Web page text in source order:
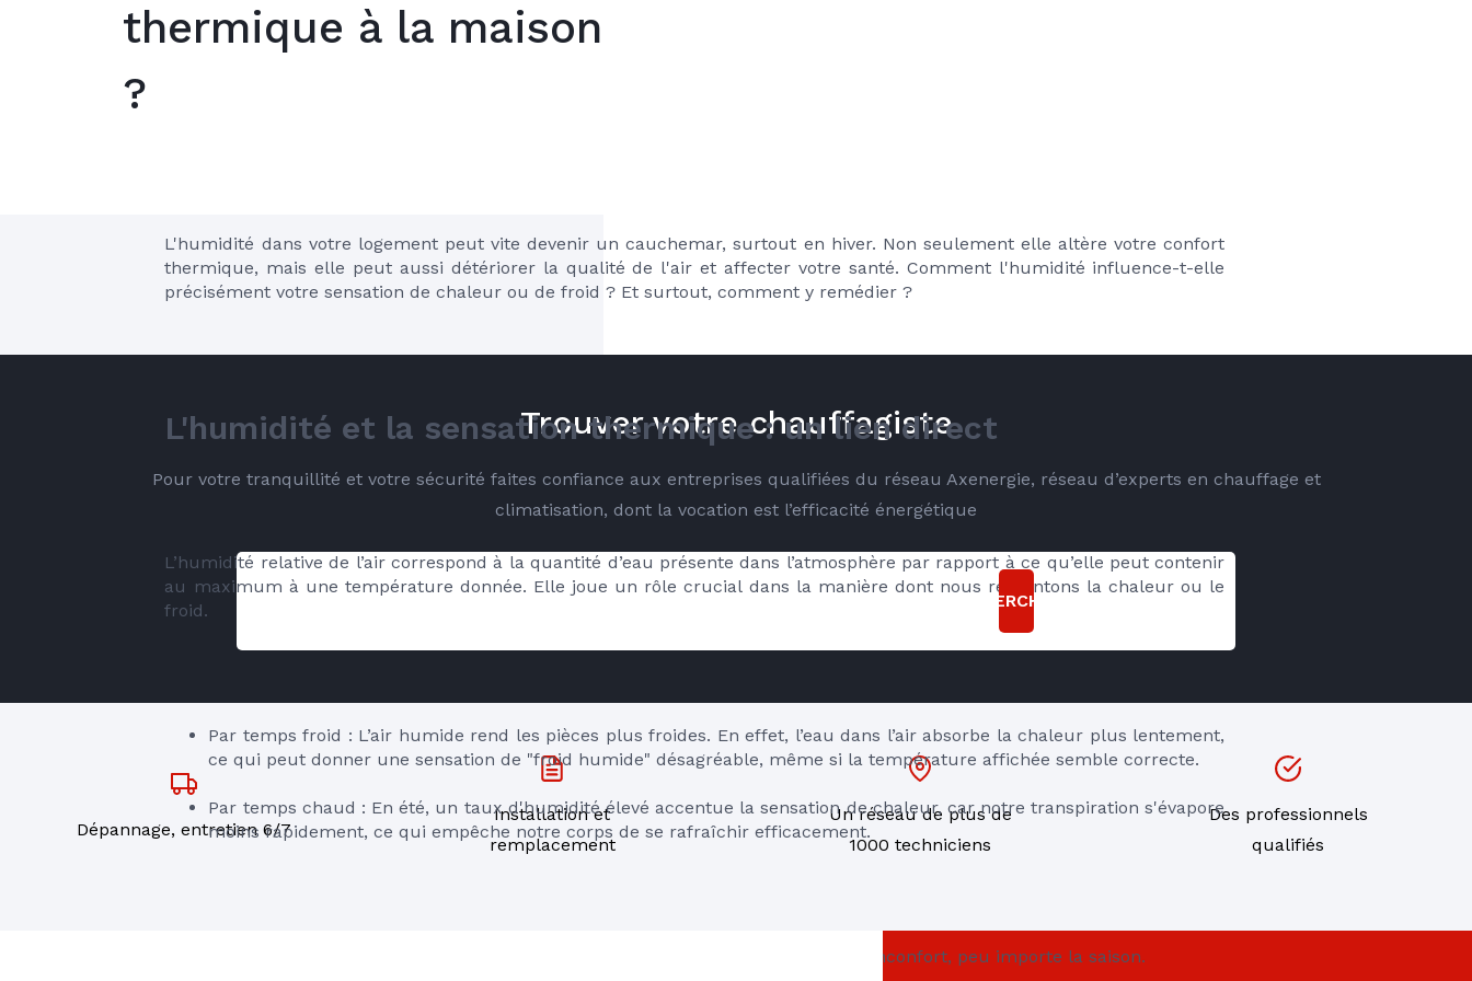
thermique à la maison
?
L'humidité dans votre logement peut vite devenir un cauchemar, surtout en hiver. Non seulement elle altère votre confort
thermique, mais elle peut aussi détériorer la qualité de l'air et affecter votre santé. Comment l'humidité influence-t-elle
précisément votre sensation de chaleur ou de froid ? Et surtout, comment y remédier ?
L'humidité et la sensation thermique : un lien direct
L’humidité relative de l’air correspond à la quantité d’eau présente dans l’atmosphère par rapport à ce qu’elle peut contenir
au maximum à une température donnée. Elle joue un rôle crucial dans la manière dont nous ressentons la chaleur ou le
froid.
Par temps froid : L’air humide rend les pièces plus froides. En effet, l’eau dans l’air absorbe la chaleur plus lentement,
ce qui peut donner une sensation de "froid humide" désagréable, même si la température affichée semble correcte.
Par temps chaud : En été, un taux d'humidité élevé accentue la sensation de chaleur, car notre transpiration s'évapore
moins rapidement, ce qui empêche notre corps de se rafraîchir efficacement.
Un taux d'humidité mal équilibré peut ainsi transformer votre maison en source d'inconfort, peu importe la saison.
Trouver votre chauffagiste
Pour votre tranquillité et votre sécurité faites confiance aux entreprises qualifiées du réseau Axenergie, réseau d’experts en chauffage et
climatisation, dont la vocation est l’efficacité énergétique
RECHERCHER
Dépannage, entretien 6/7
Installation et
remplacement
Un réseau de plus de
1000 techniciens
Des professionnels
qualifiés